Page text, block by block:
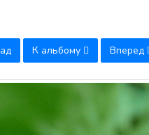
К альбому Вперед